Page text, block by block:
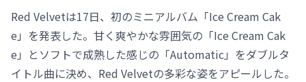
Red Velvetは17日、初のミニアルバム「Ice Cream Cak
e」を発表した。甘く爽やかな雰囲気の「Ice Cream Cak
e」とソフトで成熟した感じの「Automatic」をダブルタ
イトル曲に決め、Red Velvetの多彩な姿をアピールした。